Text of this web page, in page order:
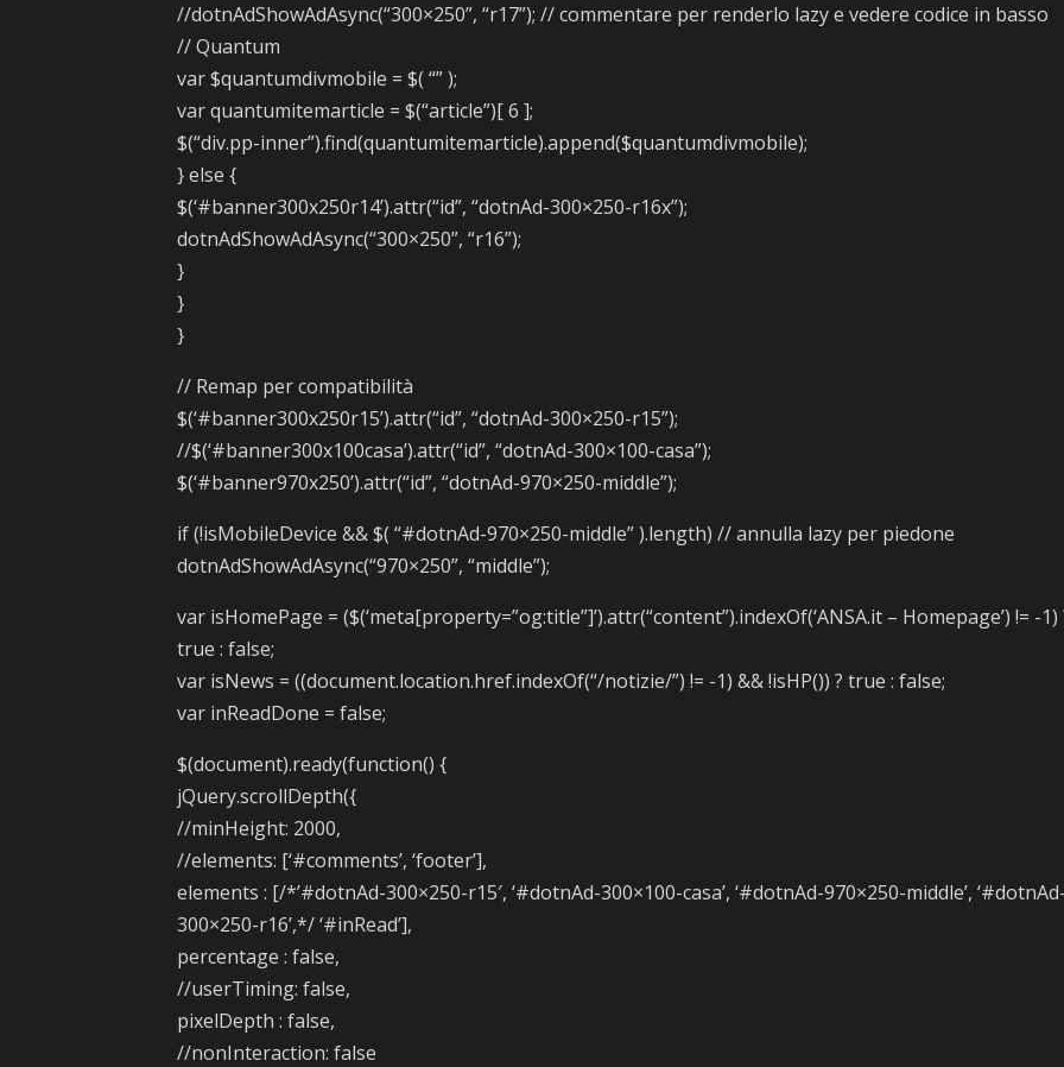
//dotnAdShowAdAsync(“300×250”, “r17”); // commentare per renderlo lazy e vedere codice in basso
// Quantum
var $quantumdivmobile = $( “” );
var quantumitemarticle = $(“article”)[ 6 ];
$(“div.pp-inner”).find(quantumitemarticle).append($quantumdivmobile);
} else {
$(‘#banner300x250r14’).attr(“id”, “dotnAd-300×250-r16x”);
dotnAdShowAdAsync(“300×250”, “r16”);
}
}
}
// Remap per compatibilità
$(‘#banner300x250r15’).attr(“id”, “dotnAd-300×250-r15”);
//$(‘#banner300x100casa’).attr(“id”, “dotnAd-300×100-casa”);
$(‘#banner970x250’).attr(“id”, “dotnAd-970×250-middle”);
if (!isMobileDevice && $( “#dotnAd-970×250-middle” ).length) // annulla lazy per piedone
dotnAdShowAdAsync(“970×250”, “middle”);
var isHomePage = ($(‘meta[property=”og:title”]’).attr(“content”).indexOf(‘ANSA.it – Homepage’) != -1)
true : false;
var isNews = ((document.location.href.indexOf(“/notizie/”) != -1) && !isHP()) ? true : false;
var inReadDone = false;
$(document).ready(function() {
jQuery.scrollDepth({
//minHeight: 2000,
//elements: [‘#comments’, ‘footer’],
elements : [/*’#dotnAd-300×250-r15′, ‘#dotnAd-300×100-casa’, ‘#dotnAd-970×250-middle’,
300×250-r16’,*/ ‘#inRead’],
percentage : false,
//userTiming: false,
pixelDepth : false,
//nonInteraction: false